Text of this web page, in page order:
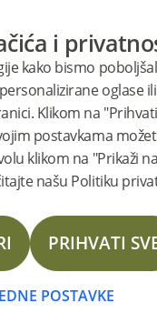
VODIČ ZA PODOVE
i
kako bismo
oglase
Klikom na
postavkama
klikom na "Prikaži
našu Politiku
PRIHVATI
POSTAVKE